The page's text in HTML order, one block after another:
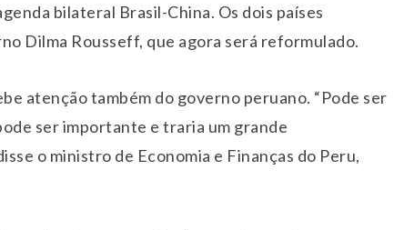
bilateral Brasil-China. Os dois países
Dilma Rousseff, que agora será reformulado.
atenção também do governo peruano. “Pode ser
ser importante e traria um grande
o ministro de Economia e Finanças do Peru,